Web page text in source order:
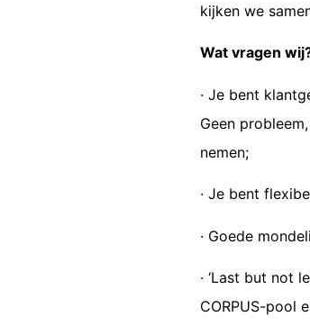
kijken we
Wat vragen
· Je bent
Geen
nemen;
· Je bent
· Goede
· ‘Last but not
CORPUS-pool